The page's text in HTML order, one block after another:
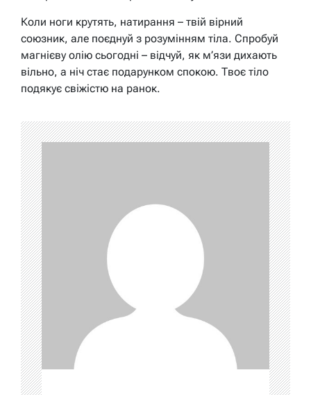
Коли ноги крутять, натирання – твій вірний
союзник, але поєднуй з розумінням тіла. Спробуй
магнієву олію сьогодні – відчуй, як м’язи дихають
вільно, а ніч стає подарунком спокою. Твоє тіло
подякує свіжістю на ранок.